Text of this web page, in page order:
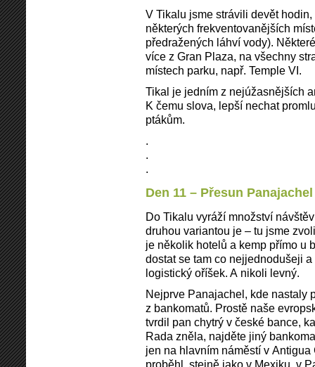
V Tikalu jsme strávili devět
některých frekventovanějších
předražených láhví vody).
více z Gran Plaza, na všechny
místech parku, např. Temple VI.
Tikal je jedním z nejúžasnějších
K čemu slova, lepší nechat
ptákům.
.
.
.
Den 11 – Přesun
Do Tikalu vyráží množství
druhou variantou je – tu jsme
je několik hotelů a kemp přímo u
dostat se tam co nejjednodušeji
logistický oříšek. A nikoli levný.
Nejprve Panajachel, kde nastaly
z bankomatů. Prostě naše
tvrdil pan chytrý v české bance,
Rada zněla, najděte jiný
jen na hlavním náměstí v